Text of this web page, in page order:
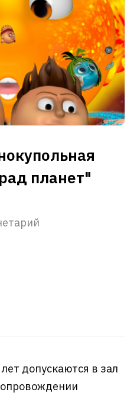
планет"
допускаются в зал